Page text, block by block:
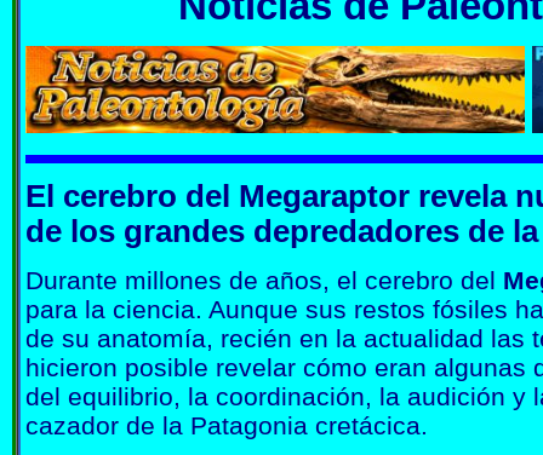
El cerebro del Megaraptor revela
de los grandes depredadores de
Durante millones de años, el cerebro del
para la ciencia. Aunque sus restos fósiles
de su anatomía, recién en la actualidad las
hicieron posible revelar cómo eran algunas
del equilibrio, la coordinación, la audición y
cazador de la Patagonia cretácica.